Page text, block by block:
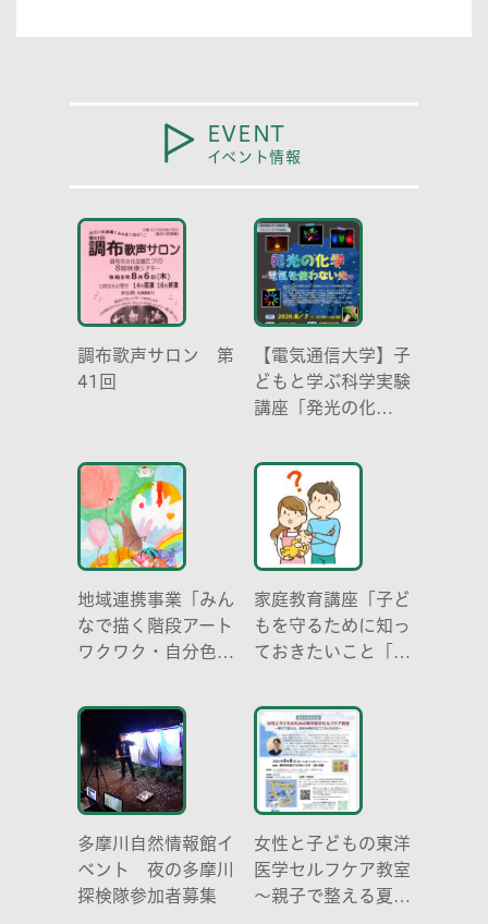
EVENT
イベント情報
調布歌声サロン 第
41回
【電気通信大学】子
どもと学ぶ科学実験
講座「発光の化
い光-」
地域連携事業「みん
なで描く階段アート
ワクワク・自分色の
家庭教育講座「子ど
もを守るために知っ
ておきたいこと「プ
どう伝える? (幼児
編)」
多摩川自然情報館イ
ベント 夜の多摩川
探検隊参加者募集
女性と子どもの東洋
医学セルフケア教室
～親子で整える夏休